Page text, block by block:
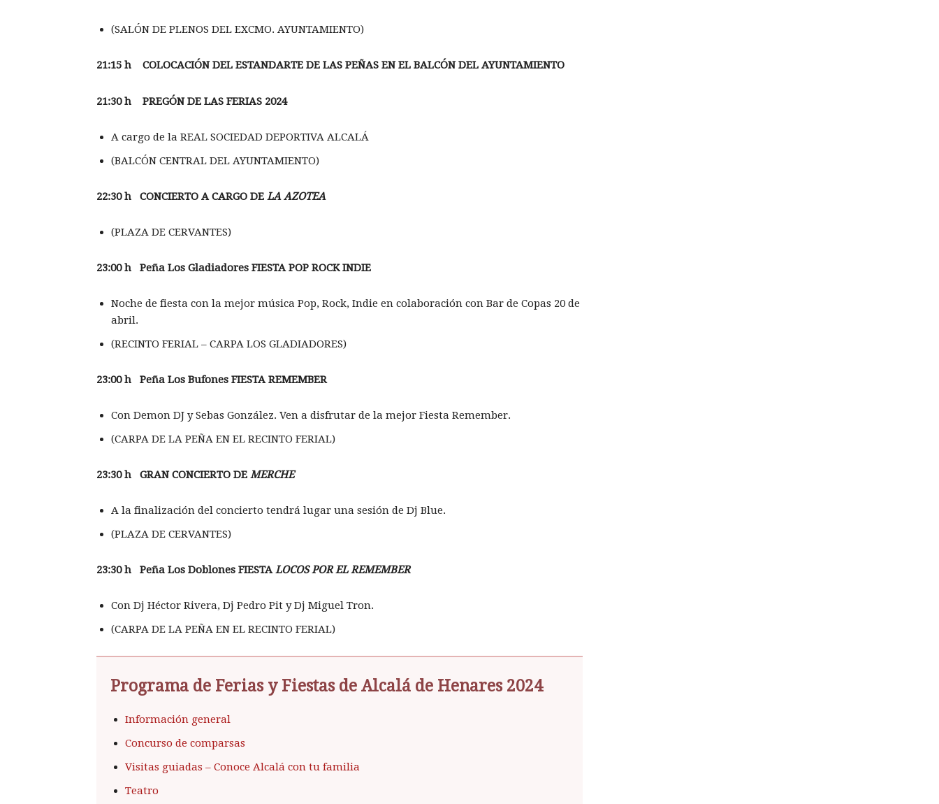
(SALÓN DE PLENOS DEL EXCMO. AYUNTAMIENTO)
21:15 h COLOCACIÓN DEL ESTANDARTE DE LAS PEÑAS EN EL BALCÓN DEL AYUNTAMIENTO
21:30 h PREGÓN DE LAS FERIAS 2024
A cargo de la REAL SOCIEDAD DEPORTIVA ALCALÁ
(BALCÓN CENTRAL DEL AYUNTAMIENTO)
22:30 h CONCIERTO A CARGO DE LA AZOTEA
(PLAZA DE CERVANTES)
23:00 h Peña Los Gladiadores FIESTA POP ROCK INDIE
Noche de fiesta con la mejor música Pop, Rock, Indie en colaboración con Bar de Copas 20 de
abril.
(RECINTO FERIAL – CARPA LOS GLADIADORES)
23:00 h Peña Los Bufones FIESTA REMEMBER
Con Demon DJ y Sebas González. Ven a disfrutar de la mejor Fiesta Remember.
(CARPA DE LA PEÑA EN EL RECINTO FERIAL)
23:30 h GRAN CONCIERTO DE MERCHE
A la finalización del concierto tendrá lugar una sesión de Dj Blue.
(PLAZA DE CERVANTES)
23:30 h Peña Los Doblones FIESTA LOCOS POR EL REMEMBER
Con Dj Héctor Rivera, Dj Pedro Pit y Dj Miguel Tron.
(CARPA DE LA PEÑA EN EL RECINTO FERIAL)
Programa de Ferias y Fiestas de Alcalá de Henares 2024
Información general
Concurso de comparsas
Visitas guiadas – Conoce Alcalá con tu familia
Teatro